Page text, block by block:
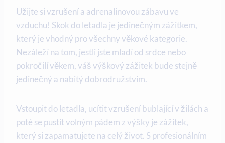
Užijte si vzrušení a adrenalinovou zábavu ve
vzduchu! Skok do letadla je jedinečným zážitkem,
který je vhodný pro všechny věkové kategorie.
Nezáleží na tom, jestli jste mladí od srdce nebo
pokročilí věkem, váš výškový zážitek bude stejně
jedinečný a nabitý dobrodružstvím.
Vstoupit do letadla, ucítit vzrušení bublající v žilách a
poté se pustit volným pádem z výšky je zážitek,
který si zapamatujete na celý život. S profesionálním